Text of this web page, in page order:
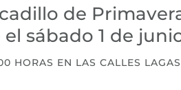
de
sábado 1 de
HORAS EN LAS CALLES